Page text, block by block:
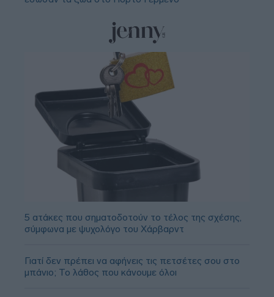
5 ατάκες που σηματοδοτούν το τέλος της σχέσης,
σύμφωνα με ψυχολόγο του Χάρβαρντ
Γιατί δεν πρέπει να αφήνεις τις πετσέτες σου στο
μπάνιο; Το λάθος που κάνουμε όλοι